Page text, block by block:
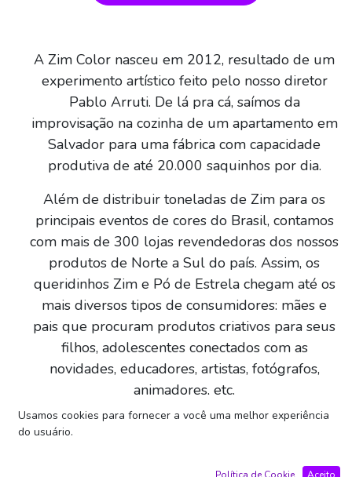
A Zim Color nasceu em 2012, resultado de um
experimento artístico feito pelo nosso diretor
Pablo Arruti. De lá pra cá, saímos da
improvisação na cozinha de um apartamento em
Salvador para uma fábrica com capacidade
produtiva de até 20.000 saquinhos por dia.
Além de distribuir toneladas de Zim para os
principais eventos de cores do Brasil, contamos
com mais de 300 lojas revendedoras dos nossos
produtos de Norte a Sul do país. Assim, os
queridinhos Zim e Pó de Estrela chegam até os
mais diversos tipos de consumidores: mães e
pais que procuram produtos criativos para seus
filhos, adolescentes conectados com as
novidades, educadores, artistas, fotógrafos,
animadores, etc.
Tem cada vez mais gente descobrindo e se
possível porque encontramos os parceiros
Usamos cookies para fornecer a você uma melhor experiência
do usuário.